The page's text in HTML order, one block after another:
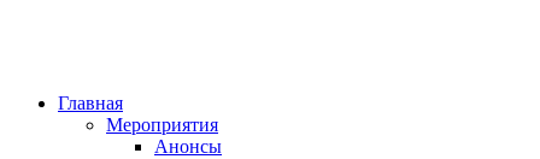
Главная
Мероприятия
Анонсы